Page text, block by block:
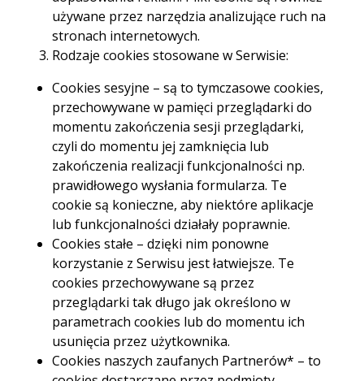
spersonalizowanie stron internetowych, które
pozwalają użytkownikom decydować np. o
kolejności wyświetlania niektórych elementów lub
o dopasowaniu reklam. Pliki cookie są również
używane przez narzędzia analizujące ruch na
stronach internetowych.
Rodzaje cookies stosowane w Serwisie:
Cookies sesyjne – są to tymczasowe cookies,
przechowywane w pamięci przeglądarki do
momentu zakończenia sesji przeglądarki, czyli do
momentu jej zamknięcia lub zakończenia realizacji
funkcjonalności np. prawidłowego wysłania
formularza. Te cookie są konieczne, aby niektóre
aplikacje lub funkcjonalności działały poprawnie.
Cookies stałe – dzięki nim ponowne korzystanie z
Serwisu jest łatwiejsze. Te cookies
przechowywane są przez przeglądarki tak długo
jak określono w parametrach cookies lub do
używane przez narzędzia analizujące ruch na
stronach internetowych.
Rodzaje cookies stosowane w Serwisie:
Cookies sesyjne – są to tymczasowe cookies,
przechowywane w pamięci przeglądarki do
momentu zakończenia sesji przeglądarki,
czyli do momentu jej zamknięcia lub
zakończenia realizacji funkcjonalności np.
prawidłowego wysłania formularza. Te
cookie są konieczne, aby niektóre aplikacje
lub funkcjonalności działały poprawnie.
Cookies stałe – dzięki nim ponowne
korzystanie z Serwisu jest łatwiejsze. Te
cookies przechowywane są przez
przeglądarki tak długo jak określono w
parametrach cookies lub do momentu ich
usunięcia przez użytkownika.
Cookies naszych zaufanych Partnerów* – to